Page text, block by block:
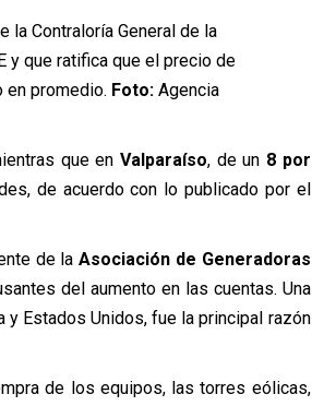
la Contraloría General de la
y que ratifica que el precio de
en promedio. Foto: Agencia
que en Valparaíso, de un 8 por
de acuerdo con lo publicado por el
de laAsociación de Generadoras
del aumento en las cuentas. Una
y Estados Unidos, fue la principal razón
de los equipos, las torres eólicas,